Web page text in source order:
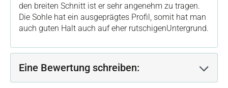
den breiten Schnitt ist er sehr angenehm zu tragen.
Die Sohle hat ein ausgeprägtes Profil, somit hat man
auch guten Halt auch auf eher rutschigenUntergrund.
Eine Bewertung schreiben: